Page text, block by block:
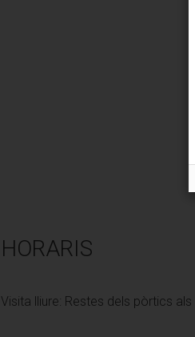
HORARIS
Visita lliure: Restes dels pòrtics